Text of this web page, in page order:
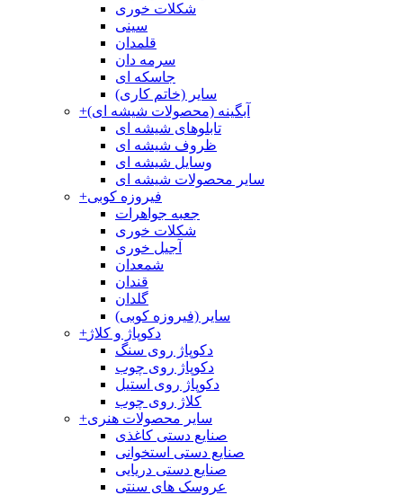
شکلات خوری
سینی
قلمدان
سرمه دان
جاسکه ای
سایر (خاتم کاری)
+آبگینه (محصولات شیشه ای)
تابلوهای شیشه ای
ظروف شیشه ای
وسایل شیشه ای
سایر محصولات شیشه ای
+فیروزه کوبی
جعبه جواهرات
شکلات خوری
آجیل خوری
شمعدان
قندان
گلدان
سایر (فیروزه کوبی)
+دکوپاژ و کلاژ
دکوپاژ روی سنگ
دکوپاژ روی چوب
دکوپاژ روی استیل
کلاژ روی چوب
+سایر محصولات هنری
صنایع دستی کاغذی
صنایع دستی استخوانی
صنایع دستی دریایی
عروسک های سنتی